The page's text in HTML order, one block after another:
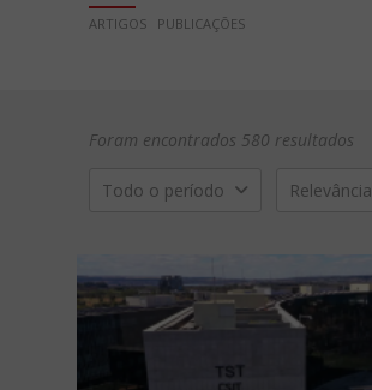
ARTIGOS
PUBLICAÇÕES
Foram encontrados 580 resultados
Todo o período Relevância